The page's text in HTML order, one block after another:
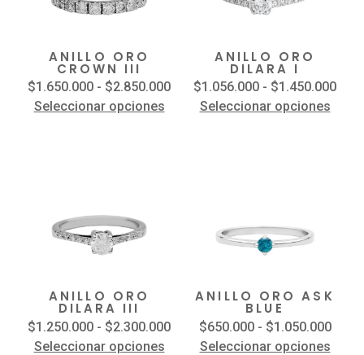
ANILLO ORO
CROWN III
$1.650.000 - $2.850.000
Seleccionar opciones
ANILLO ORO
DILARA I
$1.056.000 - $1.450.000
Seleccionar opciones
ANILLO ORO
DILARA III
$1.250.000 - $2.300.000
Seleccionar opciones
ANILLO ORO ASK
BLUE
$650.000 - $1.050.000
Seleccionar opciones